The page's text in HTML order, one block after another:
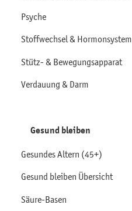
Psyche
Stoffwechsel & Hormonsystem
Stütz- & Bewegungsapparat
Verdauung & Darm
Gesund bleiben
Gesundes Altern (45+)
Gesund bleiben Übersicht
Säure-Basen